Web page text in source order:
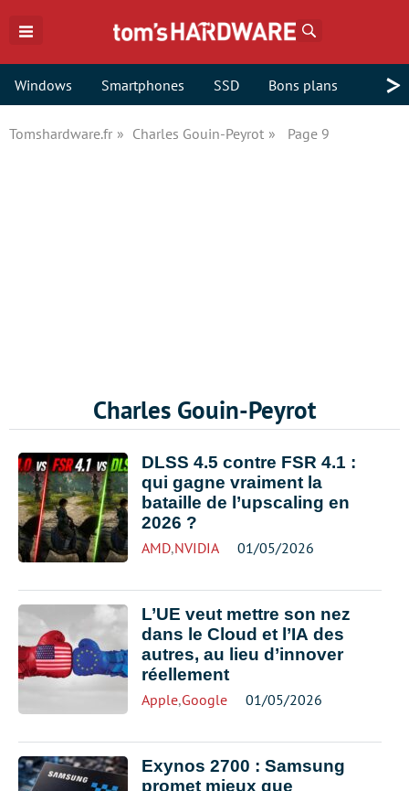
Windows Smartphones SSD Bons plans >
Tomshardware.fr Charles Gouin-Peyrot Page 9
Charles Gouin-Peyrot
DLSS 4.5 contre FSR 4.1 :
qui gagne vraiment la
bataille de l’upscaling en
2026 ?
AMD,NVIDIA 01/05/2026
L’UE veut mettre son nez
dans le Cloud et l’IA des
autres, au lieu d’innover
réellement
Apple,Google 01/05/2026
Exynos 2700 : Samsung
promet mieux que